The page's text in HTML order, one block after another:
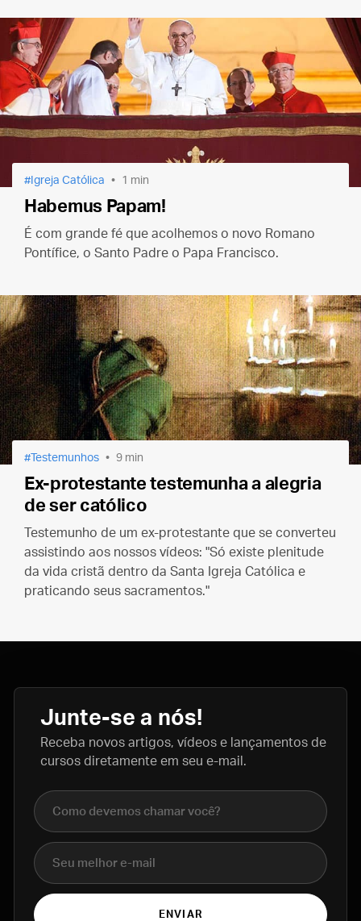
Igreja Católica 1 min
Habemus Papam!
É com grande fé que acolhemos o novo Romano
Pontífice, o Santo Padre o Papa Francisco.
Testemunhos 9 min
Ex-protestante testemunha a alegria
de ser católico
Testemunho de um ex-protestante que se converteu
assistindo aos nossos vídeos: "Só existe plenitude
da vida cristã dentro da Santa Igreja Católica e
praticando seus sacramentos."
Junte-se a nós!
Receba novos artigos, vídeos e lançamentos de
cursos diretamente em seu e-mail.
Nome completo
E-mail
ENVIAR